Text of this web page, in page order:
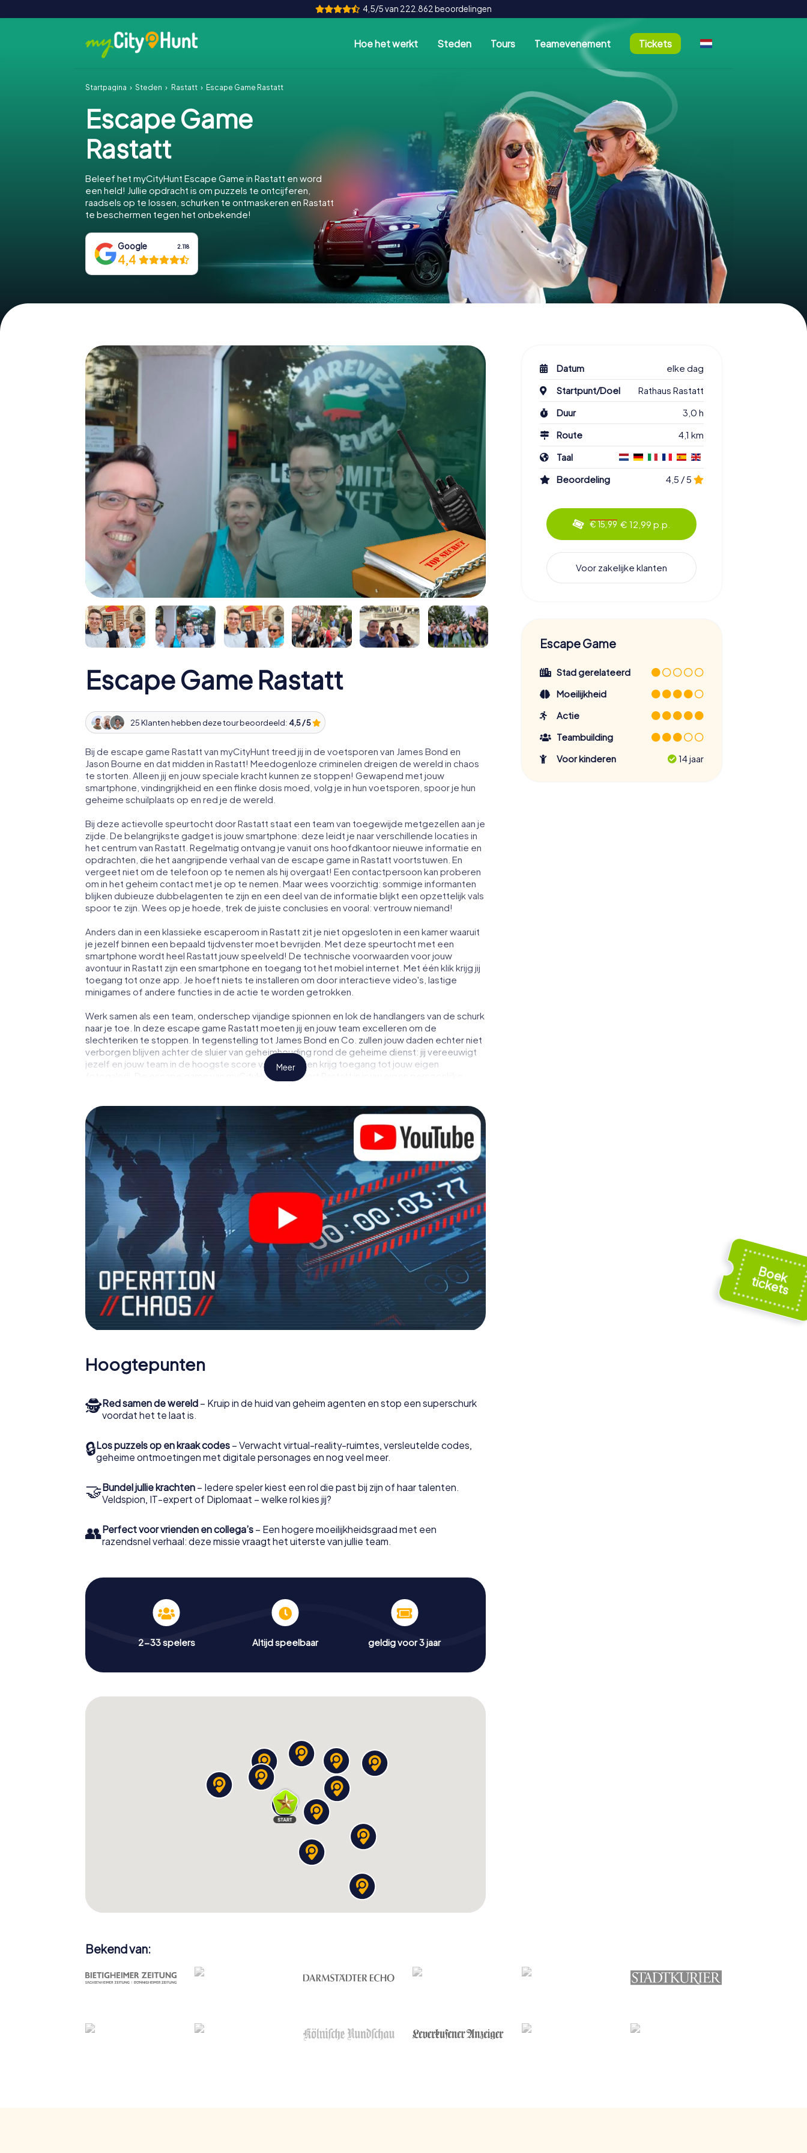
4,5/5 van 222.862 beoordelingen
Hoe het werkt Steden Tours Teamevenement Tickets
Startpagina Steden Rastatt Escape Game Rastatt
Escape Game
Rastatt
Beleef het myCityHunt Escape Game in Rastatt en word
een held! Jullie opdracht is om puzzels te ontcijferen,
raadsels op te lossen, schurken te ontmaskeren en Rastatt
te beschermen tegen het onbekende!
Google 2.118
4,4
Escape Game Rastatt
25 Klanten hebben deze tour beoordeeld: 4,5 / 5
Bij de escape game Rastatt van myCityHunt treed jij in de voetsporen van James Bond en
Jason Bourne en dat midden in Rastatt! Meedogenloze criminelen dreigen de wereld in chaos
te storten. Alleen jij en jouw speciale kracht kunnen ze stoppen! Gewapend met jouw
smartphone, vindingrijkheid en een flinke dosis moed, volg je in hun voetsporen, spoor je hun
geheime schuilplaats op en red je de wereld.
Bij deze actievolle speurtocht door Rastatt staat een team van toegewijde metgezellen aan je
zijde. De belangrijkste gadget is jouw smartphone: deze leidt je naar verschillende locaties in
het centrum van Rastatt. Regelmatig ontvang je vanuit ons hoofdkantoor nieuwe informatie en
opdrachten, die het aangrijpende verhaal van de escape game in Rastatt voortstuwen. En
vergeet niet om de telefoon op te nemen als hij overgaat! Een contactpersoon kan proberen
om in het geheim contact met je op te nemen. Maar wees voorzichtig: sommige informanten
blijken dubieuze dubbelagenten te zijn en een deel van de informatie blijkt een opzettelijk vals
spoor te zijn. Wees op je hoede, trek de juiste conclusies en vooral: vertrouw niemand!
Anders dan in een klassieke escaperoom in Rastatt zit je niet opgesloten in een kamer waaruit
je jezelf binnen een bepaald tijdvenster moet bevrijden. Met deze speurtocht met een
smartphone wordt heel Rastatt jouw speelveld! De technische voorwaarden voor jouw
avontuur in Rastatt zijn een smartphone en toegang tot het mobiel internet. Met één klik krijg jij
toegang tot onze app. Je hoeft niets te installeren om door interactieve video's, lastige
minigames of andere functies in de actie te worden getrokken.
Werk samen als een team, onderschep vijandige spionnen en lok de handlangers van de schurk
naar je toe. In deze escape game Rastatt moeten jij en jouw team excelleren om de
slechteriken te stoppen. In tegenstelling tot James Bond en Co. zullen jouw daden echter niet
verborgen blijven achter de sluier van geheimhouding rond de geheime dienst: jij vereeuwigt
jezelf en jouw team in de hoogste score van Rastatt en krijg toegang tot jouw eigen
fotogalerij. De escape game van myCityHunt verandert Rastatt in jouw eigen persoonlijke
Meer
Hoogtepunten
🕵Red samen de wereld – Kruip in de huid van geheim agenten en stop een superschurk
voordat het te laat is.
🔒Los puzzels op en kraak codes – Verwacht virtual-reality-ruimtes, versleutelde codes,
geheime ontmoetingen met digitale personages en nog veel meer.
🤝Bundel jullie krachten – Iedere speler kiest een rol die past bij zijn of haar talenten.
Veldspion, IT-expert of Diplomaat – welke rol kies jij?
👥Perfect voor vrienden en collega’s – Een hogere moeilijkheidsgraad met een
razendsnel verhaal: deze missie vraagt het uiterste van jullie team.
2-33 spelers Altijd speelbaar geldig voor 3 jaar
Datum
elke dag
Startpunt/Doel
Rathaus Rastatt
Duur
3,0 h
Route
4,1 km
Taal
Beoordeling
4,5 / 5
€ 15,99 € 12,99 p.p.
Voor zakelijke klanten
Escape Game
Stad gerelateerd
Moeilijkheid
Actie
Teambuilding
Voor kinderen
14 jaar
Bekend van: